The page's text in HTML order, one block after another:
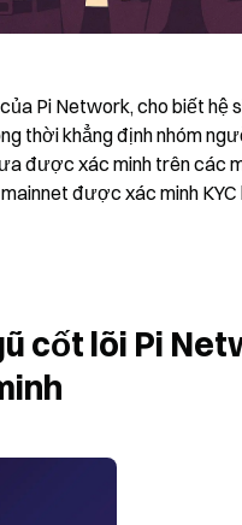
Pi Network, cho biết hệ
thời khẳng định nhóm
được xác minh trên các
được xác minh
cốt lõi Pi